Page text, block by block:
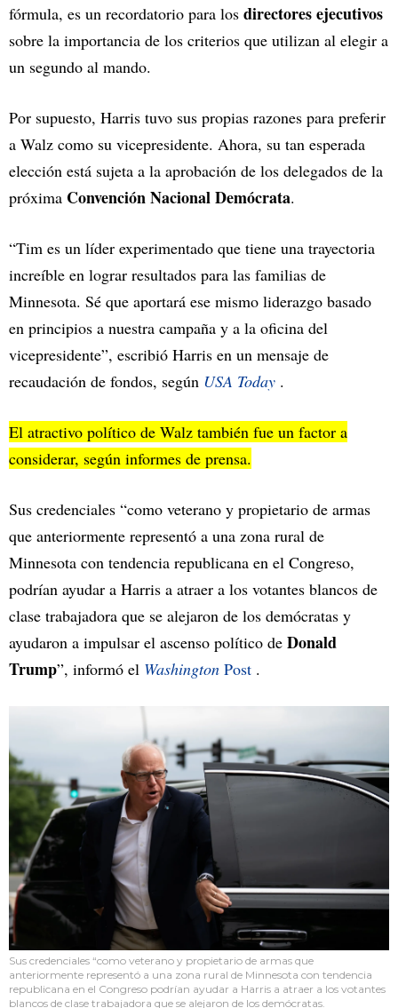
fórmula, es un recordatorio para los directores ejecutivos
sobre la importancia de los criterios que utilizan al elegir a
un segundo al mando.
Por supuesto, Harris tuvo sus propias razones para preferir
a Walz como su vicepresidente. Ahora, su tan esperada
elección está sujeta a la aprobación de los delegados de la
próxima Convención Nacional Demócrata.
“Tim es un líder experimentado que tiene una trayectoria
increíble en lograr resultados para las familias de
Minnesota. Sé que aportará ese mismo liderazgo basado
en principios a nuestra campaña y a la oficina del
vicepresidente”, escribió Harris en un mensaje de
recaudación de fondos, según USA Today .
El atractivo político de Walz también fue un factor a
considerar, según informes de prensa.
Sus credenciales “como veterano y propietario de armas
que anteriormente representó a una zona rural de
Minnesota con tendencia republicana en el Congreso,
podrían ayudar a Harris a atraer a los votantes blancos de
clase trabajadora que se alejaron de los demócratas y
ayudaron a impulsar el ascenso político de Donald
Trump”, informó el Washington Post .
Sus credenciales “como veterano y propietario de armas que
anteriormente representó a una zona rural de Minnesota con tendencia
republicana en el Congreso podrían ayudar a Harris a atraer a los votantes
blancos de clase trabajadora que se alejaron de los demócratas.